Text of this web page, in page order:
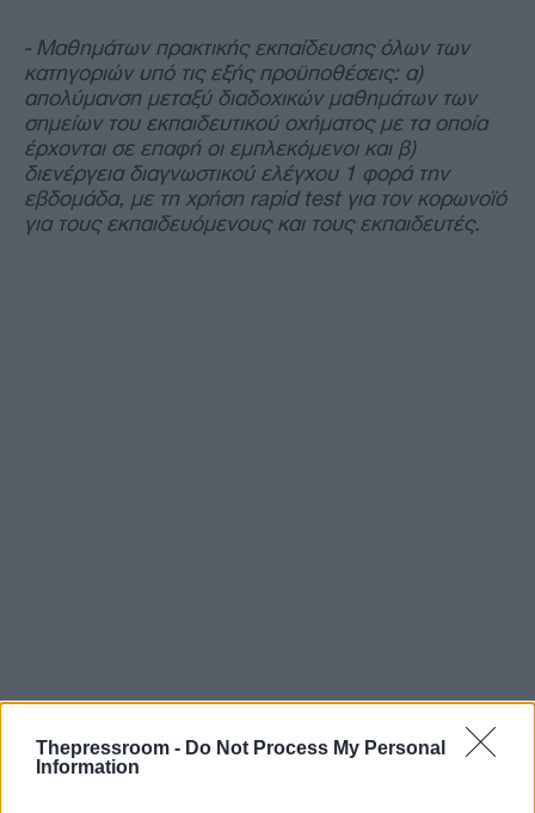
Thepressroom - Do Not Process My Personal
Information
- Μαθημάτων πρακτικής εκπαίδευσης όλων των
κατηγοριών υπό τις εξής προϋποθέσεις: α)
απολύμανση μεταξύ διαδοχικών μαθημάτων των
σημείων του εκπαιδευτικού οχήματος με τα οποία
έρχονται σε επαφή οι εμπλεκόμενοι και β)
διενέργεια διαγνωστικού ελέγχου 1 φορά την
εβδομάδα, με τη χρήση rapid test για τον κορωνοϊό
για τους εκπαιδευόμενους και τους εκπαιδευτές.